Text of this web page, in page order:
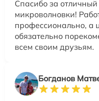
Спасибо за
микроволновки!
профессионально, а
обязательно
всем своим друзьям.
Богданов